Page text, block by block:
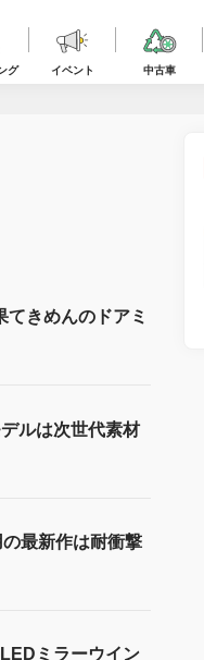
グ イベント 中古車
てきめんのドアミ
ルは次世代素材
最新作は耐衝撃
ミラーウイン